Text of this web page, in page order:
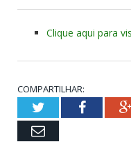
Clique aqui para
COMPARTILHAR:
Twitter
Email